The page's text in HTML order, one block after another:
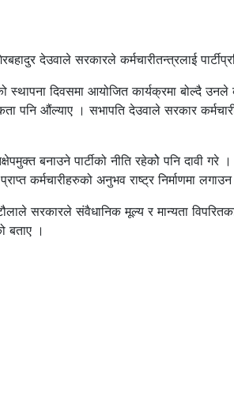
देउवाले सरकारले कर्मचारीतन्त्रलाई
दिवसमा आयोजित कार्यक्रमा बोल्दै उनले
औंल्याए । सभापति देउवाले सरकार कर्मचारी
बनाउने पार्टीको नीति रहेकोे पनि दावी
कर्मचारीहरुको अनुभव राष्ट्र निर्माणमा
सरकारले संवैधानिक मूल्य र मान्यता
बताए ।